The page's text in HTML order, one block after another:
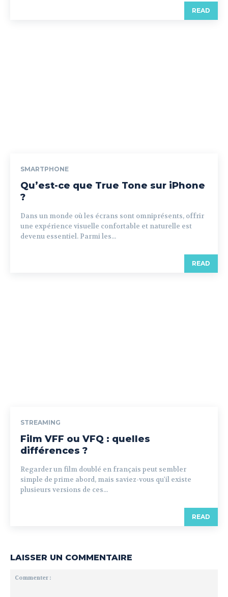
READ
SMARTPHONE
Qu’est-ce que True Tone sur iPhone
?
Dans un monde où les écrans sont omniprésents, offrir
une expérience visuelle confortable et naturelle est
devenu essentiel. Parmi les...
READ
STREAMING
Film VFF ou VFQ : quelles
différences ?
Regarder un film doublé en français peut sembler
simple de prime abord, mais saviez-vous qu'il existe
plusieurs versions de ces...
READ
LAISSER UN COMMENTAIRE